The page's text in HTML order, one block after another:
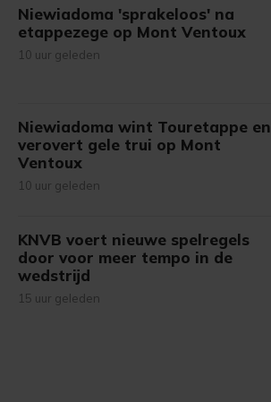
Niewiadoma 'sprakeloos' na
etappezege op Mont Ventoux
10 uur geleden
Niewiadoma wint Touretappe en
verovert gele trui op Mont
Ventoux
10 uur geleden
KNVB voert nieuwe spelregels
door voor meer tempo in de
wedstrijd
15 uur geleden